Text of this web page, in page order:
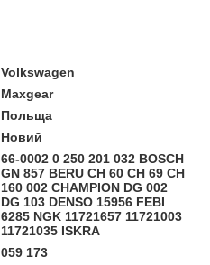
Volkswagen
Maxgear
Польща
Новий
66-0002 0 250 201 032 BOSCH
GN 857 BERU CH 60 CH 69 CH
160 002 CHAMPION DG 002
DG 103 DENSO 15956 FEBI
6285 NGK 11721657 11721003
11721035 ISKRA
059 173